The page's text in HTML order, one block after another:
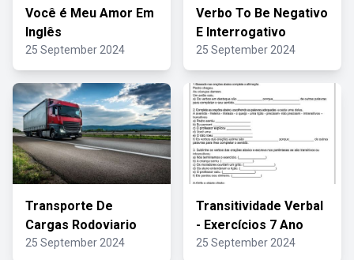
Você é Meu Amor Em
Inglês
25 September 2024
Verbo To Be Negativo
E Interrogativo
25 September 2024
Transporte De
Cargas Rodoviario
25 September 2024
Transitividade Verbal
- Exercícios 7 Ano
25 September 2024